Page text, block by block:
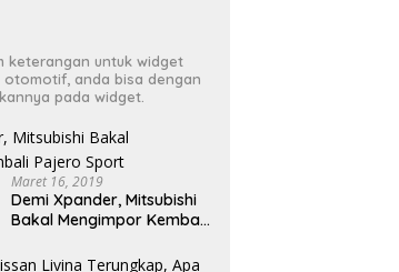
keterangan untuk widget
anda bisa dengan
pada widget.
Maret 16, 2019
Demi Xpander, Mitsubishi
Bakal Mengimpor Kembali